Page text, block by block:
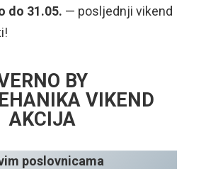
do 31.05. — posljednji vikend
BY
VIKEND
AKCIJA
poslovnicama